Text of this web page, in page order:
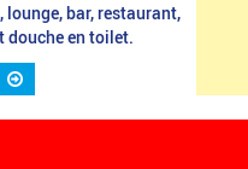
bar, restaurant,
douche en toilet.